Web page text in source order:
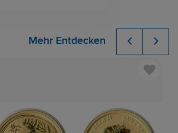
Mehr Entdecken ‹ ›